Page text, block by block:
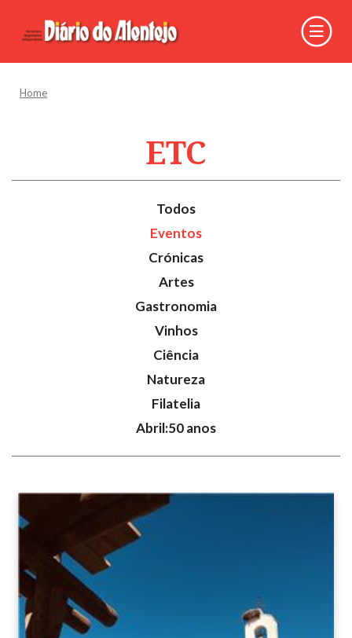
Home
ETC
Todos
Eventos
Crónicas
Artes
Gastronomia
Vinhos
Ciência
Natureza
Filatelia
Abril:50 anos